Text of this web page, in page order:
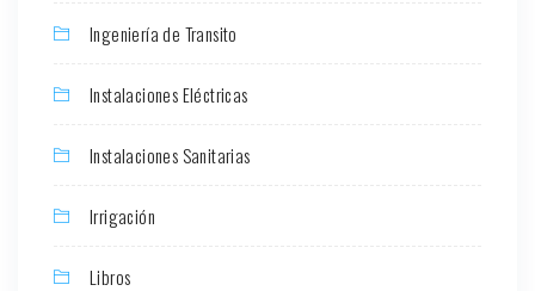
Ingeniería de Transito
Instalaciones Eléctricas
Instalaciones Sanitarias
Irrigación
Libros